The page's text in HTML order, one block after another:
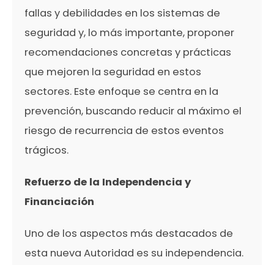
fallas y debilidades en los sistemas de
seguridad y, lo más importante, proponer
recomendaciones concretas y prácticas
que mejoren la seguridad en estos
sectores. Este enfoque se centra en la
prevención, buscando reducir al máximo el
riesgo de recurrencia de estos eventos
trágicos.
Refuerzo de la Independencia y
Financiación
Uno de los aspectos más destacados de
esta nueva Autoridad es su independencia.